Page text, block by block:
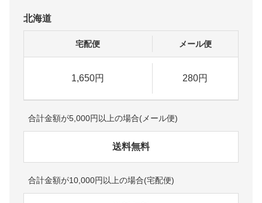
北海道
宅配便 メール便
1,650円 280円
合計金額が5,000円以上の場合(メール便)
送料無料
合計金額が10,000円以上の場合(宅配便)